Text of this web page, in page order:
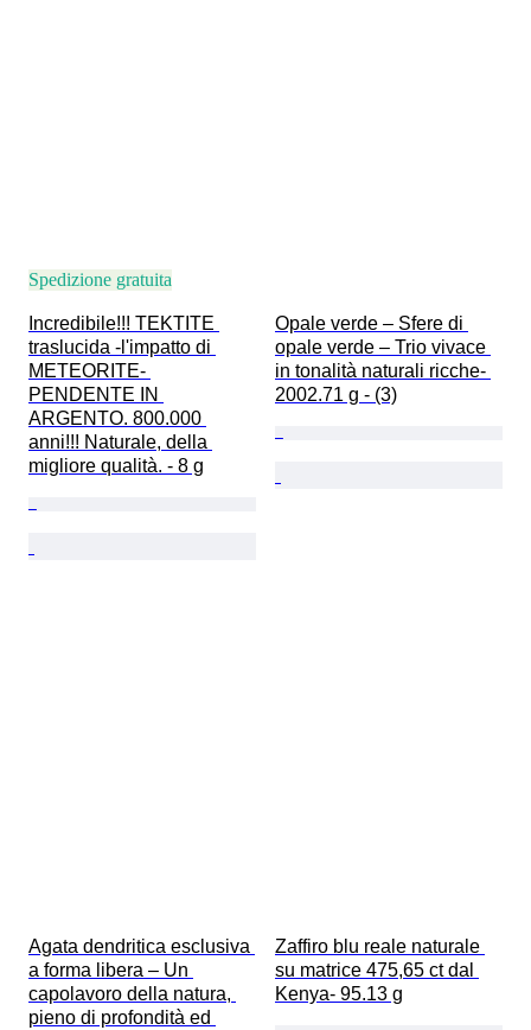
Spedizione gratuita
Incredibile!!! TEKTITE
traslucida -l'impatto di
METEORITE-
PENDENTE IN
ARGENTO. 800.000
anni!!! Naturale, della
migliore qualità. - 8 g
Opale verde – Sfere di
opale verde – Trio vivace
in tonalità naturali ricche-
2002.71 g - (3)
Agata dendritica esclusiva
a forma libera – Un
capolavoro della natura,
pieno di profondità ed
Zaffiro blu reale naturale
su matrice 475,65 ct dal
Kenya- 95.13 g